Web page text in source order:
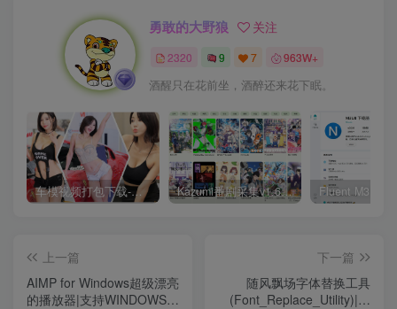
勇敢的大野狼 关注
2320 9 7 963W+
酒醒只在花前坐，酒醉还来花下眠。
车模视频打包下载-高清无水印版 Kazumi番剧采集v1.6.9：支持自定义规则+在线观看+弹幕，跨平台下载
上一篇
AIMP for Windows超级漂亮
的播放器|支持WINDOWS和
下一篇
随风飘场字体替换工具
(Font_Replace_Utility)|支